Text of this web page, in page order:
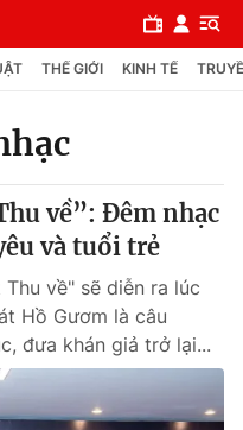
THẾ GIỚI KINH TẾ
về”: Đêm nhạc
và tuổi trẻ
về" sẽ diễn ra lúc
Hồ Gươm là câu
đưa khán giả trở lại...